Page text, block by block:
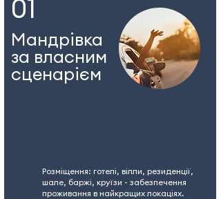
01
Мандрівка
за власним
сценарієм
Розміщення: готелі, вілли, резиденції,
шале, баржі, круїзи - забезпечення
проживання в найкращих локаціях.